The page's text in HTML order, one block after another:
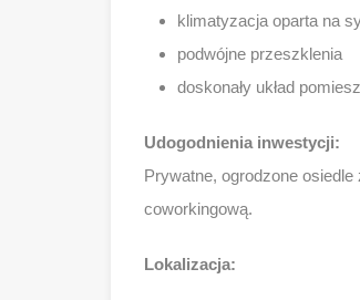
klimatyzacja oparta na
podwójne przeszklenia
doskonały układ
Udogodnienia inwestycji:
Prywatne, ogrodzone
coworkingową.
Lokalizacja: